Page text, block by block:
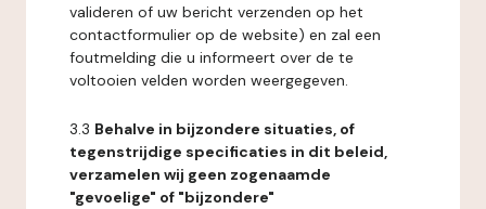
valideren of uw bericht verzenden op het
contactformulier op de website) en zal een
foutmelding die u informeert over de te
voltooien velden worden weergegeven.
3.3 Behalve in bijzondere situaties, of
tegenstrijdige specificaties in dit beleid,
verzamelen wij geen zogenaamde
"gevoelige" of "bijzondere"